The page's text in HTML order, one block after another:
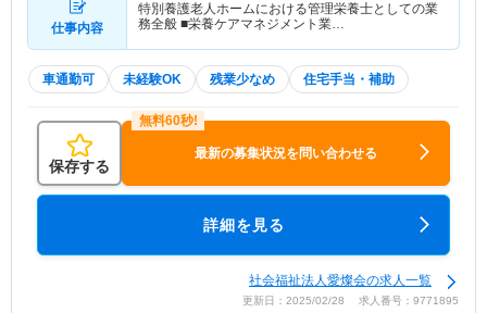
仕事内容
特別養護老人ホームにおける管理栄養士としての業
務全般 ■栄養ケアマネジメント業…
車通勤可 未経験OK 残業少なめ 住宅手当・補助
保存する
最新の募集状況を問い合わせる
詳細を見る
社会福祉法人愛燦会の求人一覧
更新日：2025/02/28 求人番号：9771895